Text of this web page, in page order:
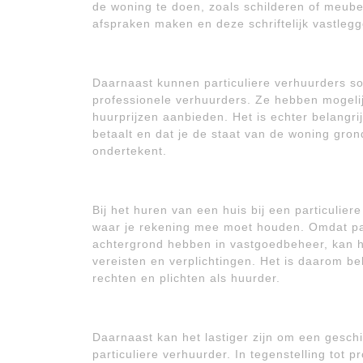
de woning te doen, zoals schilderen of
afspraken maken en deze schriftelijk
Daarnaast kunnen particuliere verhuurders
professionele verhuurders. Ze hebben
huurprijzen aanbieden. Het is echter
betaalt en dat je de staat van de woning
ondertekent.
Bij het huren van een huis bij een
waar je rekening mee moet houden. Omdat
achtergrond hebben in vastgoedbeheer,
vereisten en verplichtingen. Het is daarom
rechten en plichten als huurder.
Daarnaast kan het lastiger zijn om een
particuliere verhuurder. In tegenstelling tot